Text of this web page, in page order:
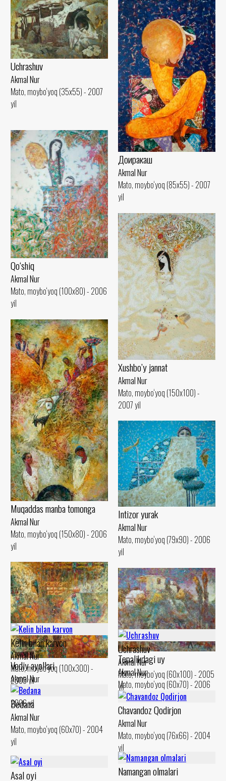
Uchrashuv
Akmal Nur
Mato, moybo‘yoq (35x55) - 2007
yil
Доиракаш
Akmal Nur
Mato, moybo‘yoq (85x55) - 2007
yil
Qo‘shiq
Akmal Nur
Mato, moybo‘yoq (100x80) - 2006
yil
Xushbo’y jannat
Akmal Nur
Mato, moybo‘yoq (150x100) -
2007 yil
Muqaddas manba tomonga
Akmal Nur
Mato, moybo‘yoq (150x80) - 2006
yil
Intizor yurak
Akmal Nur
Mato, moybo‘yoq (79x90) - 2006
yil
Vodiy ayollari
Akmal Nur
Mato, moybo‘yoq (100x100) -
2006 yil
Tepalikdagi uy
Akmal Nur
Mato, moybo‘yoq (60x70) - 2006
yil
Kelin bilan karvon
Akmal Nur
Mato, moybo‘yoq (100x300) -
2005 yil
Uchrashuv
Akmal Nur
Mato, moybo‘yoq (60x100) - 2005
yil
Bedana
Akmal Nur
Mato, moybo‘yoq (60x70) - 2004
yil
Chavandoz Qodirjon
Akmal Nur
Mato, moybo‘yoq (76x66) - 2004
yil
Namangan olmalari
Asal oyi